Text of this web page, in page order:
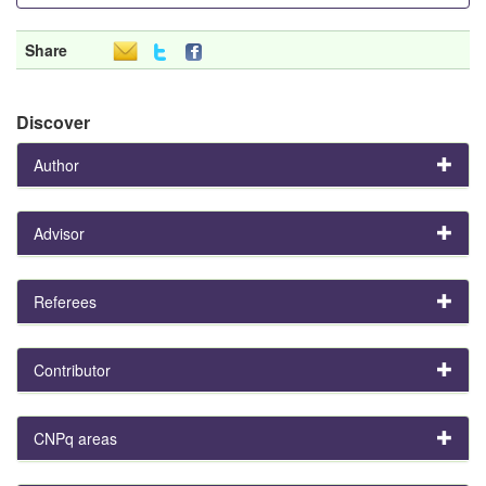
Share
Discover
Author
Advisor
Referees
Contributor
CNPq areas